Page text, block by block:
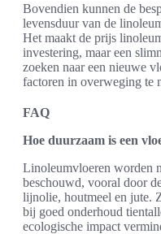
Bovendien kunnen de
levensduur van de
Het maakt de prijs
investering, maar een
zoeken naar een nieuwe
factoren in overweging te
FAQ
Hoe duurzaam is een
Linoleumvloeren worden
beschouwd, vooral door
lijnolie, houtmeel en jute.
bij goed onderhoud
ecologische impact